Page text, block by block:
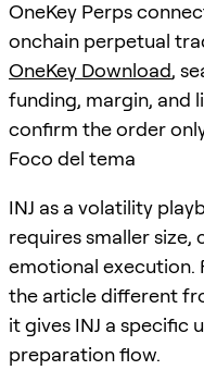
OneKey Perps
onchain perpetual
OneKey Download,
funding, margin, and
confirm the order
Foco del tema
INJ as a volatility
requires smaller size,
emotional execution.
the article different
it gives INJ a specific
preparation flow.